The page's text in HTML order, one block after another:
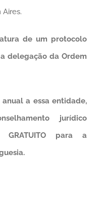
de um protocolo
delegação da Ordem
a essa entidade,
jurídico
GRATUITO para a